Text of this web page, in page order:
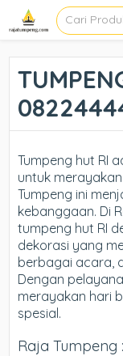
Tumpeng hut RI
untuk merayakan
Tumpeng ini
kebanggaan. Di
tumpeng hut RI
dekorasi yang
berbagai acara,
Dengan
merayakan hari
spesial.
Raja Tumpeng